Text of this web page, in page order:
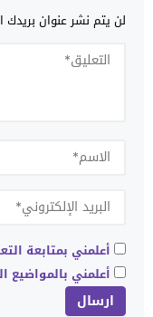
لن يتم نشر عنوان بريدك
أعلمني بمتابعة
أعلمني بالمواضيع